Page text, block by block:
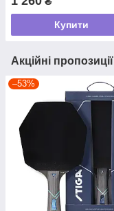
Купити
Акційні
–53%